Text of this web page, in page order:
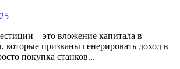
– это вложение капитала в
которые призваны генерировать доход в
покупка станков...